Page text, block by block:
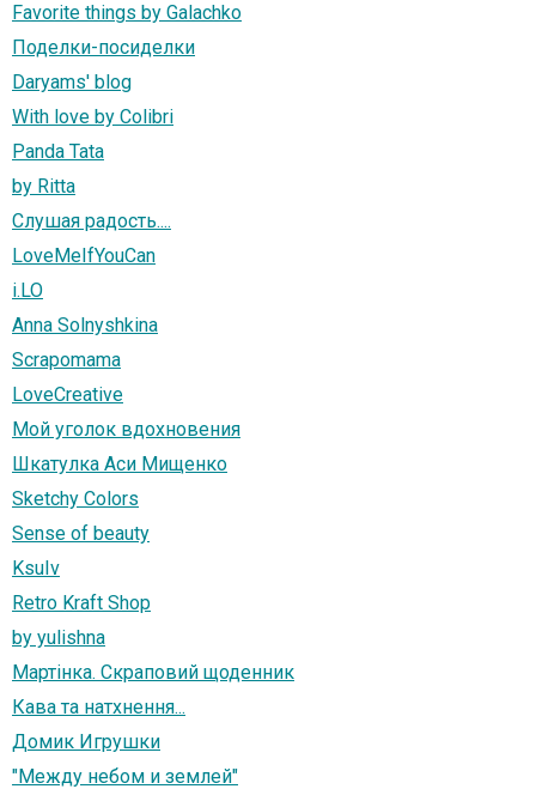
Favorite things by Galachko
Поделки-посиделки
Daryams' blog
With love by Colibri
Panda Tata
by Ritta
Слушая радость....
LoveMeIfYouCan
i.LO
Anna Solnyshkina
Scrapomama
LoveCreative
Мой уголок вдохновения
Шкатулка Аси Мищенко
Sketchy Colors
Sense of beauty
KsuIv
Retro Kraft Shop
by yulishna
Мартінка. Скраповий щоденник
Кава та натхнення...
Домик Игрушки
"Между небом и землей"